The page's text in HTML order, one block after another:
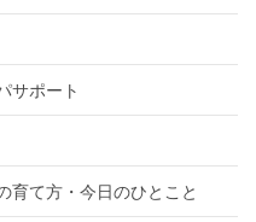
サポート
育て方・今日のひとこと